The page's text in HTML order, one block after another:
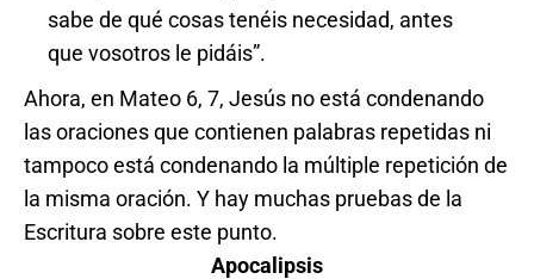
sabe de qué cosas tenéis necesidad, antes
que vosotros le pidáis”.
Ahora, en Mateo 6, 7, Jesús no está condenando
las oraciones que contienen palabras repetidas ni
tampoco está condenando la múltiple repetición de
la misma oración. Y hay muchas pruebas de la
Escritura sobre este punto.
Apocalipsis